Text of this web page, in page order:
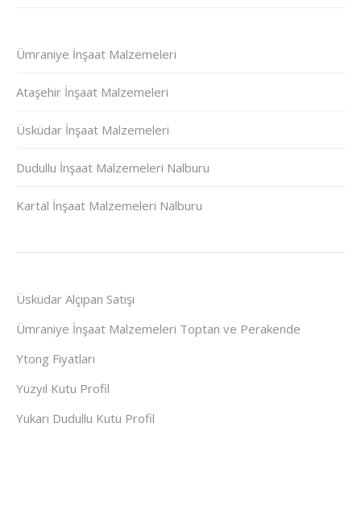
Ümraniye İnşaat Malzemeleri
Ataşehir İnşaat Malzemeleri
Üsküdar İnşaat Malzemeleri
Dudullu İnşaat Malzemeleri Nalburu
Kartal İnşaat Malzemeleri Nalburu
Üsküdar Alçıpan Satışı
Ümraniye İnşaat Malzemeleri Toptan ve Perakende
Ytong Fiyatları
Yüzyıl Kutu Profil
Yukarı Dudullu Kutu Profil